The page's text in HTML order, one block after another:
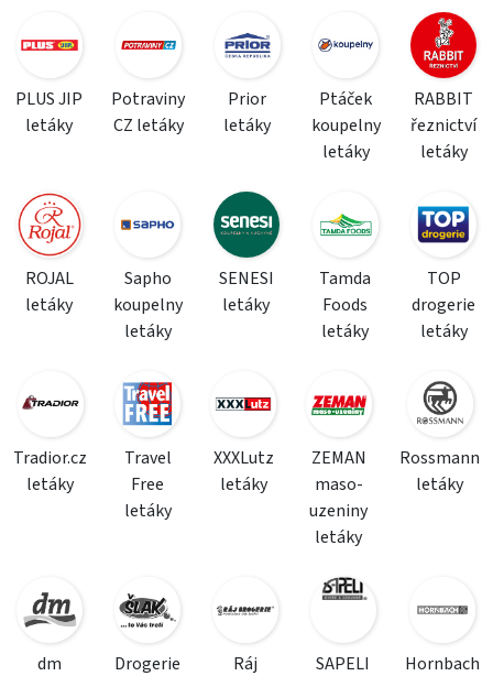
PLUS JIP
letáky
Potraviny
CZ letáky
Prior
letáky
Ptáček
koupelny
letáky
RABBIT
řeznictví
letáky
ROJAL
letáky
Sapho
koupelny
letáky
SENESI
letáky
Tamda
Foods
letáky
TOP
drogerie
letáky
Tradior.cz
letáky
Travel
Free
letáky
XXXLutz
letáky
ZEMAN
maso-
uzeniny
letáky
Rossmann
letáky
dm Drogerie Ráj SAPELI Hornbach